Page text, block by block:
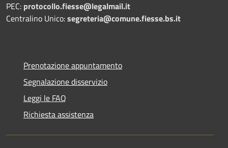
PEC: protocollo.fiesse@legalmail.it
Centralino Unico:segreteria@comune.fiesse.bs.it
Prenotazione appuntamento
Segnalazione disservizio
Leggi le FAQ
Richiesta assistenza